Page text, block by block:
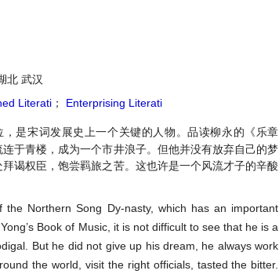
北 武汉
Literati ； Enterprising Literati
是宋词发展史上一个关键的人物。品读柳永的《乐章
于青楼，成为一个市井浪子。但他并没有放弃自己的梦
谒权臣，饱尝羁旅之苦。这也许是一个风流才子的辛酸
Northern Song Dy-nasty, which has an important
Book of Music, it is not difficult to see that he is a
But he did not give up his dream, he always work
the world, visit the right officials, tasted the bitter.